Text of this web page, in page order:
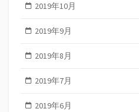
2019年10月
2019年9月
2019年8月
2019年7月
2019年6月